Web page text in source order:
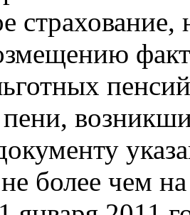
страхование,
более чем